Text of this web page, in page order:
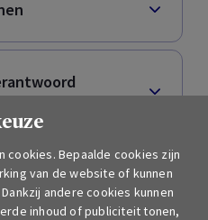
cookies. Bepaalde cookies zijn
van de website of kunnen
andere cookies kunnen
inhoud of publiciteit tonen,